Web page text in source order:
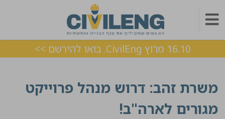
16.10 מרוץ CivilEng. בואו להירשם >>
משרת זהב: דרוש מנהל פרוייקט
מגורים לארה"ב!